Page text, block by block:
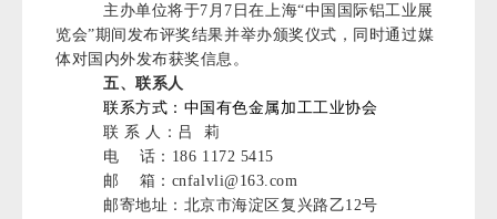
主办单位将于7月7日在上海“中国国际铝工业展
览会”期间发布评奖结果并举办颁奖仪式，同时通过媒
体对国内外发布获奖信息。
五、联系人
联系方式：中国有色金属加工工业协会
联 系 人：吕 莉
电 话：186 1172 5415
邮 箱：cnfalvli@163.com
邮寄地址：北京市海淀区复兴路乙12号